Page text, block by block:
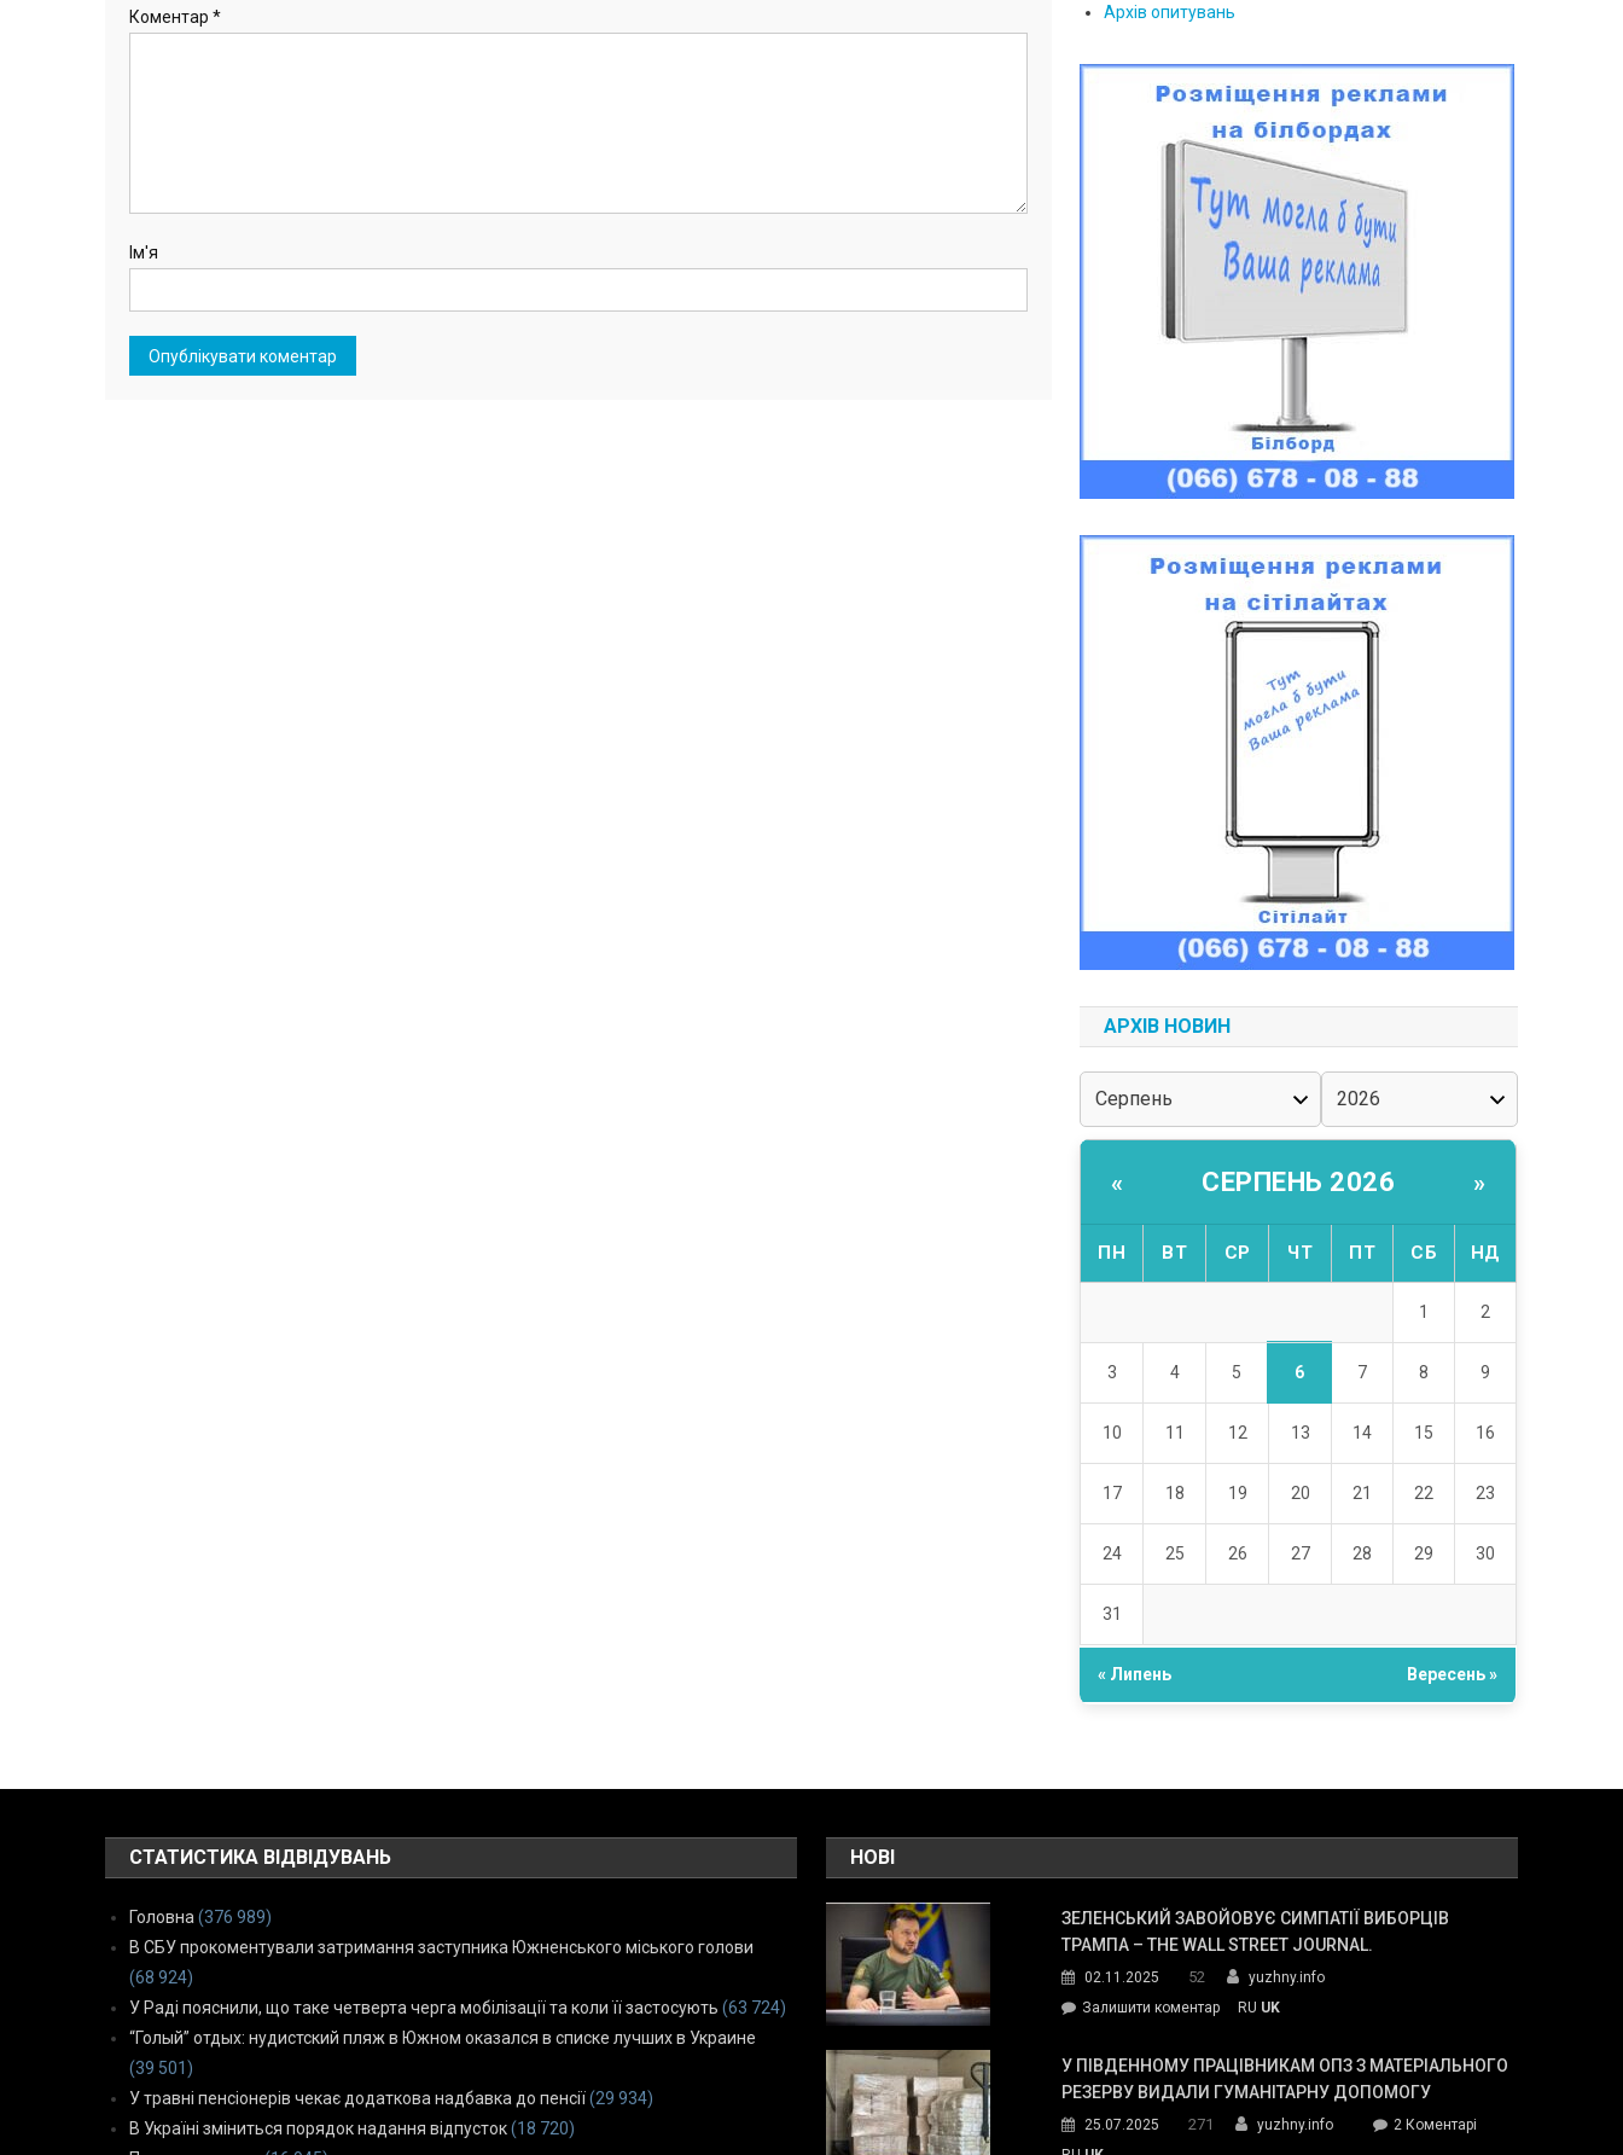
Коментар *
Ім'я
Архів опитувань
АРХІВ НОВИН
« СЕРПЕНЬ 2026 »
ПН ВТ СР ЧТ ПТ СБ НД
1 2
3 4 5 6 7 8 9
10 11 12 13 14 15 16
17 18 19 20 21 22 23
24 25 26 27 28 29 30
31
« Липень Вересень »
СТАТИСТИКА ВІДВІДУВАНЬ
Головна (376 989)
В СБУ прокоментували затримання заступника Южненського міського голови
(68 924)
У Раді пояснили, що таке четверта черга мобілізації та коли її застосують (63 724)
“Голый” отдых: нудистский пляж в Южном оказался в списке лучших в Украине
(39 501)
У травні пенсіонерів чекає додаткова надбавка до пенсії (29 934)
В Україні зміниться порядок надання відпусток (18 720)
НОВІ
ЗЕЛЕНСЬКИЙ ЗАВОЙОВУЄ СИМПАТІЇ ВИБОРЦІВ
ТРАМПА – THE WALL STREET JOURNAL.
02.11.2025 52
yuzhny.info
Залишити коментарon
завойовує
симпатії
Трампа
RU UK
У ПІВДЕННОМУ ПРАЦІВНИКАМ ОПЗ З МАТЕРІАЛЬНОГО
РЕЗЕРВУ ВИДАЛИ ГУМАНІТАРНУ ДОПОМОГУ
25.07.2025 271 yuzhny.info 2 Коментарідо